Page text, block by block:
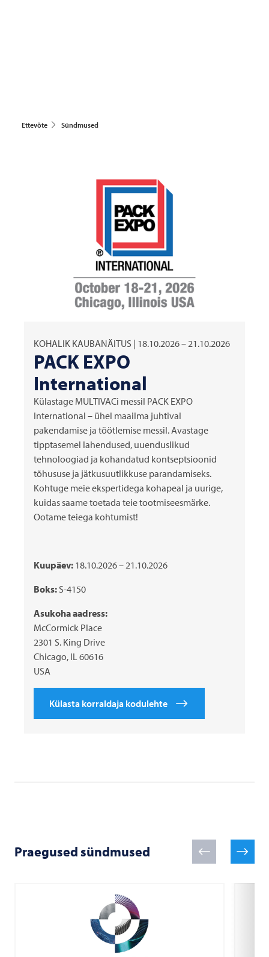
Ettevõte Sündmused
KOHALIK KAUBANÄITUS | 18.10.2026 – 21.10.2026
PACK EXPO
International
Külastage MULTIVACi messil PACK EXPO
International – ühel maailma juhtival
pakendamise ja töötlemise messil. Avastage
tipptasemel lahendused, uuenduslikud
tehnoloogiad ja kohandatud kontseptsioonid
tõhususe ja jätkusuutlikkuse parandamiseks.
Kohtuge meie ekspertidega kohapeal ja uurige,
kuidas saame toetada teie tootmiseesmärke.
Ootame teiega kohtumist!
Kuupäev: 18.10.2026 – 21.10.2026
Boks: S-4150
Asukoha aadress:
McCormick Place
2301 S. King Drive
Chicago, IL 60616
USA
Külasta korraldaja kodulehte
Praegused sündmused